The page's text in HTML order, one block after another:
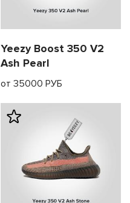
Yeezy Boost 350 V2
Ash Pearl
от 35000 РУБ